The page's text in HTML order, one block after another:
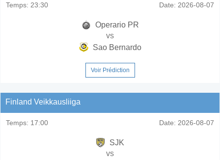
Temps: 23:30 Date: 2026-08-07
Operario PR
vs
Sao Bernardo
Voir Prédiction
Finland Veikkausliiga
Temps: 17:00 Date: 2026-08-07
SJK
vs